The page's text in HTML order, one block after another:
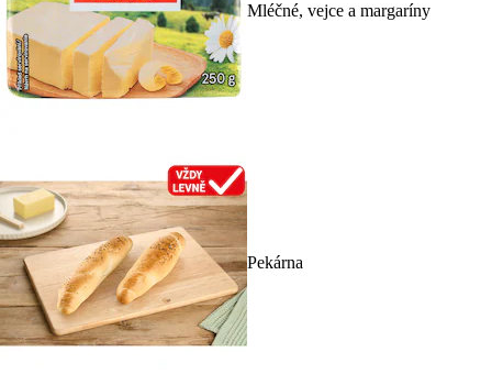
Mléčné, vejce a margaríny
Pekárna